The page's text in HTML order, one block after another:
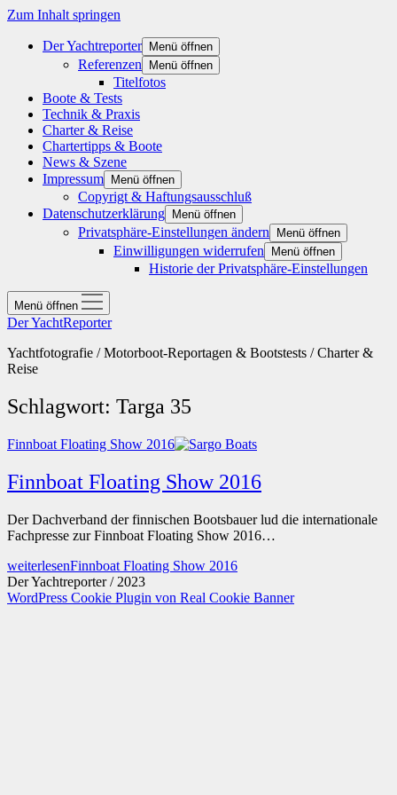
Zum Inhalt springen
Der Yachtreporter Menü öffnen
Referenzen Menü öffnen
Titelfotos
Boote & Tests
Technik & Praxis
Charter & Reise
Chartertipps & Boote
News & Szene
Impressum
Menü öffnen
Copyrigt & Haftungsausschluß
Datenschutzerklärung
Menü öffnen
Privatsphäre-Einstellungen ändern Menü öffnen
Einwilligungen widerrufen Menü öffnen
Historie der Privatsphäre-Einstellungen
Menü öffnen
Der YachtReporter
Yachtfotografie / Motorboot-Reportagen & Bootstests / Charter &
Reise
Schlagwort: Targa 35
Finnboat Floating Show 2016
Finnboat Floating Show 2016
Der Dachverband der finnischen Bootsbauer lud die internationale
Fachpresse zur Finnboat Floating Show 2016…
weiterlesenFinnboat Floating Show 2016
Der Yachtreporter / 2023
WordPress Cookie Plugin von Real Cookie Banner